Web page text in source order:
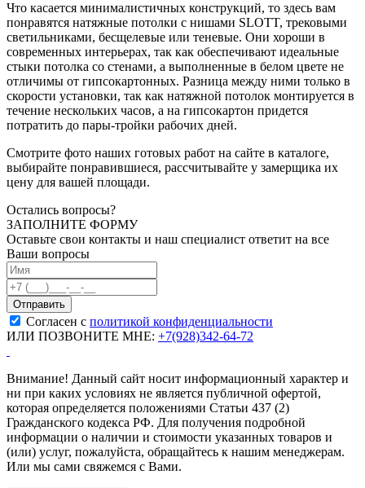
Что касается минималистичных конструкций, то здесь вам
понравятся натяжные потолки с нишами SLOTT, трековыми
светильниками, бесщелевые или теневые. Они хороши в
современных интерьерах, так как обеспечивают идеальные
стыки потолка со стенами, а выполненные в белом цвете не
отличимы от гипсокартонных. Разница между ними только в
скорости установки, так как натяжной потолок монтируется в
течение нескольких часов, а на гипсокартон придется
потратить до пары-тройки рабочих дней.
Смотрите фото наших готовых работ на сайте в каталоге,
выбирайте понравившиеся, рассчитывайте у замерщика их
цену для вашей площади.
Остались вопросы?
ЗАПОЛНИТЕ ФОРМУ
Оставьте свои контакты и наш специалист ответит на все
Ваши вопросы
Согласен с политикой конфиденциальности
ИЛИ ПОЗВОНИТЕ МНЕ: +7(928)342-64-72
Внимание! Данный сайт носит информационный характер и
ни при каких условиях не является публичной офертой,
которая определяется положениями Статьи 437 (2)
Гражданского кодекса РФ. Для получения подробной
информации о наличии и стоимости указанных товаров и
(или) услуг, пожалуйста, обращайтесь к нашим менеджерам.
Или мы сами свяжемся с Вами.